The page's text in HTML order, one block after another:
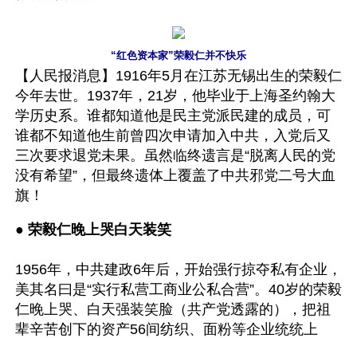
“红色资本家”荣毅仁并不快乐
【人民报消息】1916年5月在江苏无锡出生的荣毅仁
今年去世。1937年，21岁，他毕业于上海圣约翰大
学历史系。谁都知道他是民主党派民建的成员，可
谁都不知道他生前曾四次申请加入中共，入党后又
三次要求退党未果。虽然临终遗言是“脱离人民的党
没有希望”，但最终遗体上覆盖了中共邪党二号大血
旗！
● 荣毅仁晚上哭白天装笑
1956年，中共建政6年后，开始强行掠夺私有企业，
美其名曰是“实行私营工商业公私合营”。40岁的荣毅
仁晚上哭、白天强装笑脸（共产党透露的），把祖
辈辛苦创下的资产56间纺织、面粉等企业统统上